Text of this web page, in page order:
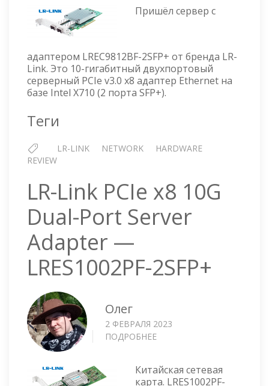
PCIE
DUAL-
PORT
SERVER
ADAPTER
Пришёл сервер с
адаптером LREC9812BF-2SFP+ от бренда LR-
Link. Это 10-гигабитный двухпортовый
серверный PCIe v3.0 x8 адаптер Ethernet на
базе Intel X710 (2 порта SFP+).
Теги
LR-LINK NETWORK
HARDWARE
REVIEW
LR-Link PCIe x8 10G
Dual-Port Server
Adapter —
LRES1002PF-2SFP+
Олег
2 ФЕВРАЛЯ 2023
ПОДРОБНЕЕ
PCIE
Китайская сетевая
карта. LRES1002PF-